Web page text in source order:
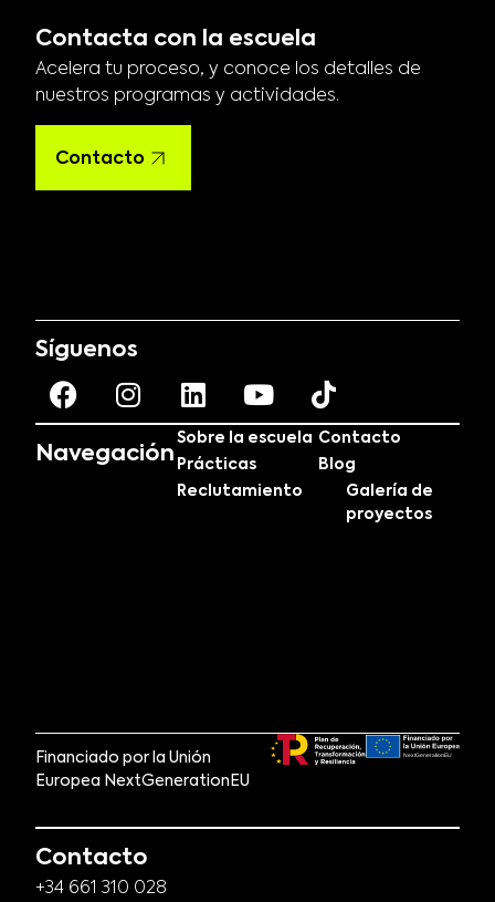
Navegación
Sobre la escuela
Prácticas
Reclutamiento
Contacto
Blog
Galería de
proyectos
Financiado por la Unión
Europea NextGenerationEU
Contacto
+34 661 310 028
Contacta con la escuela
Acelera tu proceso, y conoce los detalles de
nuestros programas y actividades.
Contacto
Síguenos